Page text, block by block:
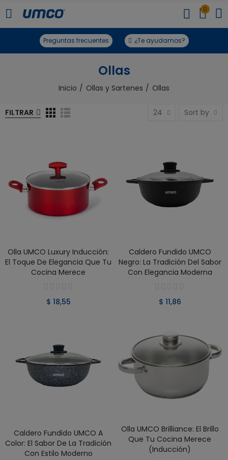
0
Preguntas frecuentes ¿Te ayudamos?
Ollas
Inicio Ollas y Sartenes Ollas
FILTRAR 24 Sort by
VER PRODUCTO
Olla UMCO Luxury Inducción:
El Toque De Elegancia Que Tu
Cocina Merece
$ 18,55
VER PRODUCTO
Caldero Fundido UMCO
Negro: La Tradición Del Sabor
Con Elegancia Moderna
$ 11,86
VER PRODUCTO
Caldero Fundido UMCO A
Color: El Sabor De La Tradición
Con Estilo Moderno
VER PRODUCTO
Olla UMCO Brilliance: El Brillo
Que Tu Cocina Merece
(Inducción)